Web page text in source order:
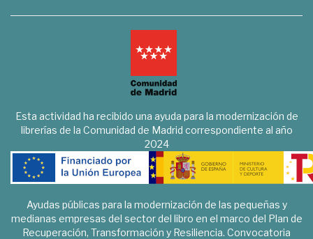
Esta actividad ha recibido una ayuda para la modernización de
librerías de la Comunidad de Madrid correspondiente al año
2024
Ayudas públicas para la modernización de las pequeñas y
medianas empresas del sector del libro en el marco del Plan de
Recuperación, Transformación y Resiliencia. Convocatoria